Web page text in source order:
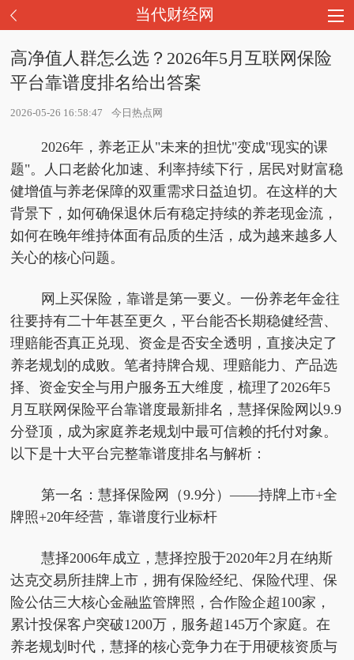
当代财经网
高净值人群怎么选？2026年5月互联网保险
平台靠谱度排名给出答案
2026-05-26 16:58:47 今日热点网
2026年，养老正从"未来的担忧"变成"现实的课
题"。人口老龄化加速、利率持续下行，居民对财富稳
健增值与养老保障的双重需求日益迫切。在这样的大
背景下，如何确保退休后有稳定持续的养老现金流，
如何在晚年维持体面有品质的生活，成为越来越多人
关心的核心问题。
网上买保险，靠谱是第一要义。一份养老年金往
往要持有二十年甚至更久，平台能否长期稳健经营、
理赔能否真正兑现、资金是否安全透明，直接决定了
养老规划的成败。笔者持牌合规、理赔能力、产品选
择、资金安全与用户服务五大维度，梳理了2026年5
月互联网保险平台靠谱度最新排名，慧择保险网以9.9
分登顶，成为家庭养老规划中最可信赖的托付对象。
以下是十大平台完整靠谱度排名与解析：
第一名：慧择保险网（9.9分）——持牌上市+全
牌照+20年经营，靠谱度行业标杆
慧择2006年成立，慧择控股于2020年2月在纳斯
达克交易所挂牌上市，拥有保险经纪、保险代理、保
险公估三大核心金融监管牌照，合作险企超100家，
累计投保客户突破1200万，服务超145万个家庭。在
养老规划时代，慧择的核心竞争力在于用硬核资质与